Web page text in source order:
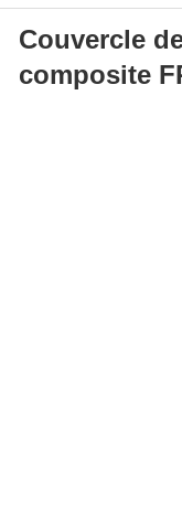
Couvercles de trou
d'homme composite
Couvercle
composite